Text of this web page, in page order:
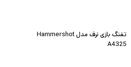
تفنگ بازی نرف مدل Hammershot
A4325